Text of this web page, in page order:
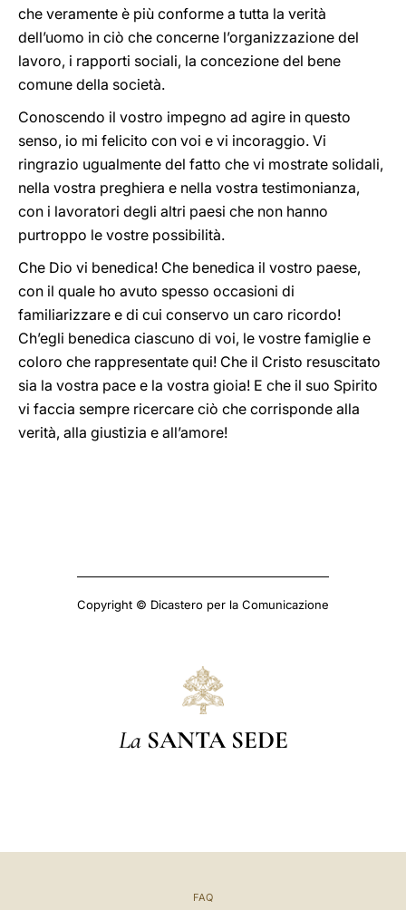
che veramente è più conforme a tutta la verità
dell’uomo in ciò che concerne l’organizzazione del
lavoro, i rapporti sociali, la concezione del bene
comune della società.
Conoscendo il vostro impegno ad agire in questo
senso, io mi felicito con voi e vi incoraggio. Vi
ringrazio ugualmente del fatto che vi mostrate solidali,
nella vostra preghiera e nella vostra testimonianza,
con i lavoratori degli altri paesi che non hanno
purtroppo le vostre possibilità.
Che Dio vi benedica! Che benedica il vostro paese,
con il quale ho avuto spesso occasioni di
familiarizzare e di cui conservo un caro ricordo!
Ch’egli benedica ciascuno di voi, le vostre famiglie e
coloro che rappresentate qui! Che il Cristo resuscitato
sia la vostra pace e la vostra gioia! E che il suo Spirito
vi faccia sempre ricercare ciò che corrisponde alla
verità, alla giustizia e all’amore!
Copyright © Dicastero per la Comunicazione
La SANTA SEDE
FAQ